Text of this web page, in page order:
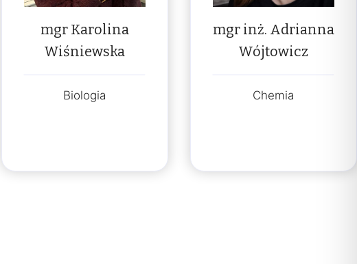
mgr Karolina
Wiśniewska
Biologia
mgr inż. Adrianna
Wójtowicz
Chemia